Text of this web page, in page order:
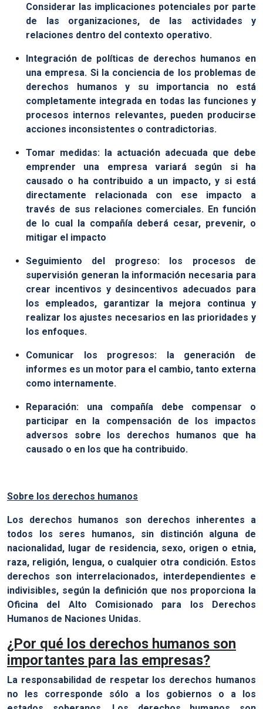
Considerar las implicaciones potenciales por parte
de las organizaciones, de las actividades y
relaciones dentro del contexto operativo.
Integración de políticas de derechos humanos en
una empresa. Si la conciencia de los problemas de
derechos humanos y su importancia no está
completamente integrada en todas las funciones y
procesos internos relevantes, pueden producirse
acciones inconsistentes o contradictorias.
Tomar medidas: la actuación adecuada que debe
emprender una empresa variará según si ha
causado o ha contribuido a un impacto, y si está
directamente relacionada con ese impacto a
través de sus relaciones comerciales. En función
de lo cual la compañía deberá cesar, prevenir, o
mitigar el impacto
Seguimiento del progreso: los procesos de
supervisión generan la información necesaria para
crear incentivos y desincentivos adecuados para
los empleados, garantizar la mejora continua y
realizar los ajustes necesarios en las prioridades y
los enfoques.
Comunicar los progresos: la generación de
informes es un motor para el cambio, tanto externa
como internamente.
Reparación: una compañía debe compensar o
participar en la compensación de los impactos
adversos sobre los derechos humanos que ha
causado o en los que ha contribuido.
Sobre los derechos humanos
Los derechos humanos son derechos inherentes a
todos los seres humanos, sin distinción alguna de
nacionalidad, lugar de residencia, sexo, origen o etnia,
raza, religión, lengua, o cualquier otra condición. Estos
derechos son interrelacionados, interdependientes e
indivisibles, según la definición que nos proporciona la
Oficina del Alto Comisionado para los Derechos
Humanos de Naciones Unidas.
¿Por qué los derechos humanos son
importantes para las empresas?
La responsabilidad de respetar los derechos humanos
no les corresponde sólo a los gobiernos o a los